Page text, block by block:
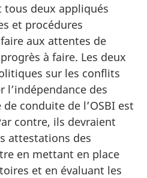
tous deux appliqués
et procédures
aux attentes de
à faire. Les deux
sur les conflits
l’indépendance des
conduite de l’OSBI est
contre, ils devraient
attestations des
en mettant en place
et en évaluant les